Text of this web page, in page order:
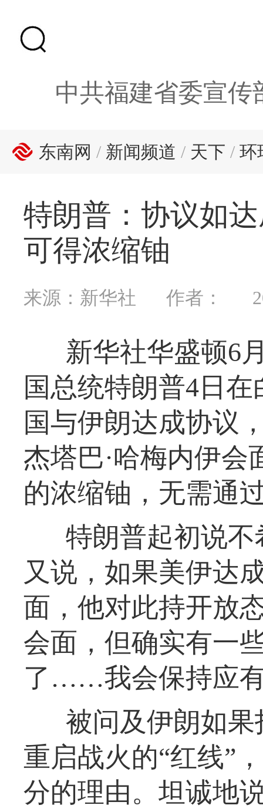
中共福建省委宣传
东南网 / 新闻频道 / 天下 / 环
特朗普：协议如
可得浓缩铀
来源：新华社 作者：
新华社华盛顿6
国总统特朗普4日
国与伊朗达成协议
杰塔巴·哈梅内伊
的浓缩铀，无需通
特朗普起初说
又说，如果美伊达
面，他对此持开放
会面，但确实有一
了……我会保持应
被问及伊朗如
重启战火的“红线”
分的理由。坦诚地